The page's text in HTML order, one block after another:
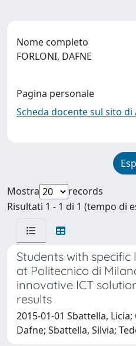
Nome completo
FORLONI, DAFNE
Pagina personale
Scheda docente sul sito di
Mostra
records
Risultati 1 - 1 di 1 (tempo di
Students with
at Politecnico di
innovative ICT
results
2015-01-01 Sbattella,
Dafne; Sbattella, Silvia;